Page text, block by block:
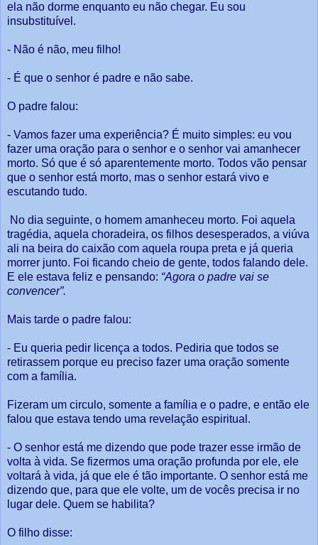
ela não dorme enquanto eu não chegar. Eu sou
insubstituível.
- Não é não, meu filho!
- É que o senhor é padre e não sabe.
O padre falou:
- Vamos fazer uma experiência? É muito simples: eu vou
fazer uma oração para o senhor e o senhor vai amanhecer
morto. Só que é só aparentemente morto. Todos vão pensar
que o senhor está morto, mas o senhor estará vivo e
escutando tudo.
No dia seguinte, o homem amanheceu morto. Foi aquela
tragédia, aquela choradeira, os filhos desesperados, a viúva
ali na beira do caixão com aquela roupa preta e já queria
morrer junto. Foi ficando cheio de gente, todos falando dele.
E ele estava feliz e pensando: “Agora o padre vai se
convencer”.
Mais tarde o padre falou:
- Eu queria pedir licença a todos. Pediria que todos se
retirassem porque eu preciso fazer uma oração somente
com a família.
Fizeram um circulo, somente a família e o padre, e então ele
falou que estava tendo uma revelação espiritual.
- O senhor está me dizendo que pode trazer esse irmão de
volta à vida. Se fizermos uma oração profunda por ele, ele
voltará à vida, já que ele é tão importante. O senhor está me
dizendo que, para que ele volte, um de vocês precisa ir no
lugar dele. Quem se habilita?
O filho disse: